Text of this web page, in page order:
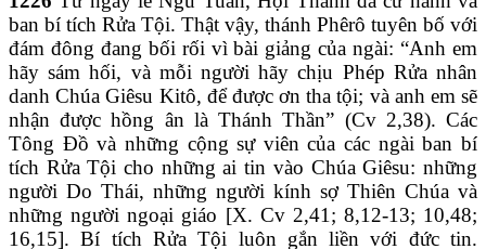
ban bí tích Rửa Tội. Thật vậy, thánh Phêrô tuyên bố với
đám đông đang bối rối vì bài giảng của ngài: “Anh em
hãy sám hối, và mỗi người hãy chịu Phép Rửa nhân
danh Chúa Giêsu Kitô, để được ơn tha tội; và anh em sẽ
nhận được hồng ân là Thánh Thần” (Cv 2,38). Các
Tông Đồ và những cộng sự viên của các ngài ban bí
tích Rửa Tội cho những ai tin vào Chúa Giêsu: những
người Do Thái, những người kính sợ Thiên Chúa và
những người ngoại giáo [X. Cv 2,41; 8,12-13; 10,48;
16,15]. Bí tích Rửa Tội luôn gắn liền với đức tin.